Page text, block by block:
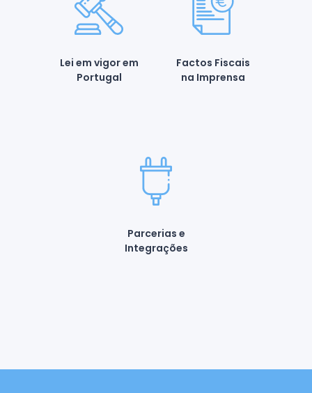
Lei em vigor em
Portugal
Factos Fiscais
na Imprensa
Parcerias e
Integrações